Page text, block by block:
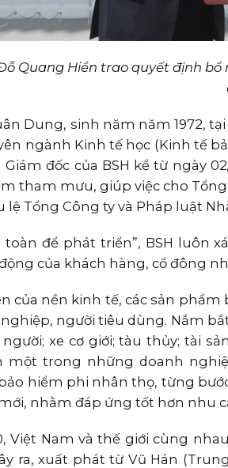
Hiển trao quyết định bổ
Dung, sinh năm năm 1972,
ngành Kinh tế học (Kinh tế
đốc của BSH kể từ ngày
tham mưu, giúp việc cho
Tổng Công ty và Pháp luật
toàn để phát triển”, BSH luôn
của khách hàng, cổ đông
của nền kinh tế, các sản
người tiêu dùng. Nắm
xe cơ giới; tàu thủy; tài
một trong những doanh
hiểm phi nhân thọ, từng
nhằm đáp ứng tốt hơn nhu
Việt Nam và thế giới cùng
ra, xuất phát từ Vũ Hán